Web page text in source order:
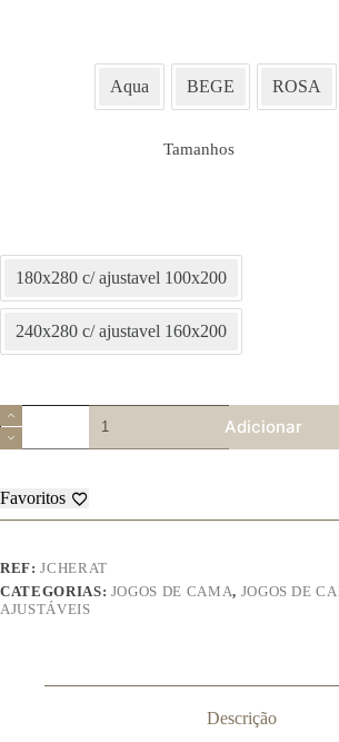
Aqua BEGE ROSA
Tamanhos
180x280 c/ ajustavel 100x200
240x280 c/ ajustavel 160x200
Quantidade
de
Jogo
Cama
Flanela
-
Adicionar
Favoritos
REF:JCHERAT
CATEGORIAS: JOGOS DE CAMA, JOGOS DE
AJUSTÁVEIS
Descrição